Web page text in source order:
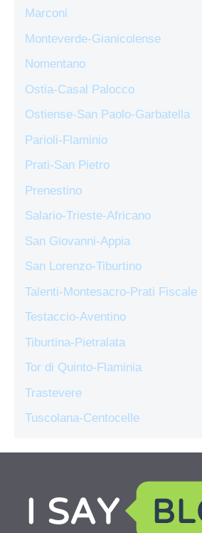
Marconi
Monteverde-Gianicolense
Nomentano
Ostia-Casal Palocco
Ostiense-San Paolo-Garbatella
Parioli-Flaminio
Prati-San Pietro
Prenestino
Salario-Trieste-Africano
San Giovanni-Appia
San Lorenzo-Tiburtino
Talenti-Montesacro-Prati Fiscale
Testaccio-Aventino
Tiburtina-Pietralata
Tor di Quinto-Flaminia
Trastevere
Tuscolana-Centocelle